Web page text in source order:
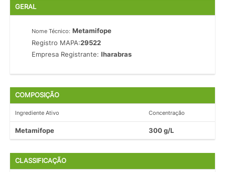
GERAL
Nome Técnico: Metamifope
Registro MAPA:29522
Empresa Registrante:Iharabras
COMPOSIÇÃO
Ingrediente Ativo Concentração
Metamifope 300 g/L
CLASSIFICAÇÃO